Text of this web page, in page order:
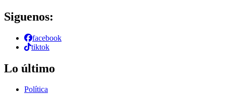
Siguenos:
facebook
tiktok
Lo último
Política